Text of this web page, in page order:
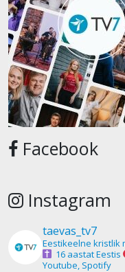
Facebook
Instagram
taevas_tv7
Eestikeelne kristlik
16 aastat Eestis
Youtube, Spotify